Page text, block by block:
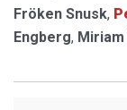
Fröken Snusk,
Engberg,